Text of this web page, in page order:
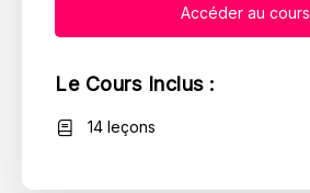
Accéder au cours
Le Cours Inclus :
14 leçons